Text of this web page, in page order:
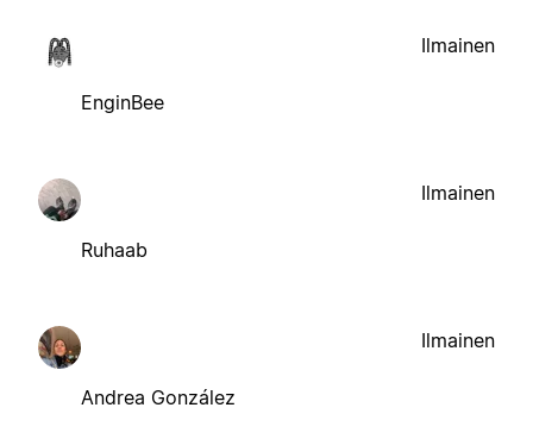
EnginBee
Ilmainen
Ruhaab
Ilmainen
Andrea González
Ilmainen